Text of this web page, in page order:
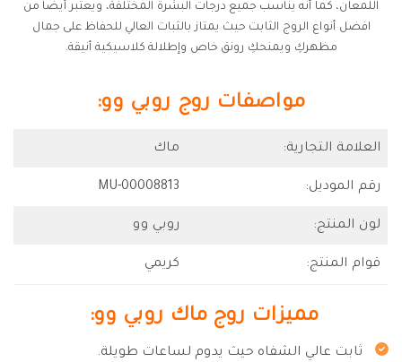
اللمعان، كما أنه يناسب جميع درجات البشرة المختلفة، ويعتبر أيضاً من
افضل أنواع الروج الثابت حيث يمتاز بالثبات العالي للحفاظ على جمال
مظهركِ ويمنحكِ رونق خاص وإطلالة كلاسيكية أنيقة.
مواصفات روج روبي وو:
العلامة التجارية: ماك
رقم الموديل: MU-00008813
لون المنتج: روبي وو
قوام المنتج: كريمي
مميزات روج ماك روبي وو:
ثابت عالي الشفاه حيث يدوم لساعات طويلة.